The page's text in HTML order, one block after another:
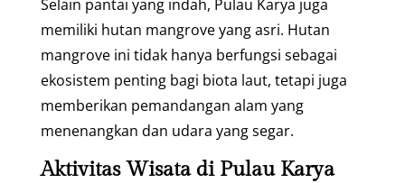
Selain pantai yang indah, Pulau Karya juga
memiliki hutan mangrove yang asri. Hutan
mangrove ini tidak hanya berfungsi sebagai
ekosistem penting bagi biota laut, tetapi juga
memberikan pemandangan alam yang
menenangkan dan udara yang segar.
Aktivitas Wisata di Pulau Karya